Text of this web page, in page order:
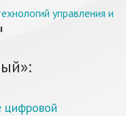
управления и
цифровой